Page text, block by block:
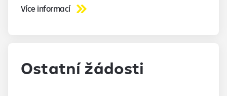
Více informací
Ostatní žádosti